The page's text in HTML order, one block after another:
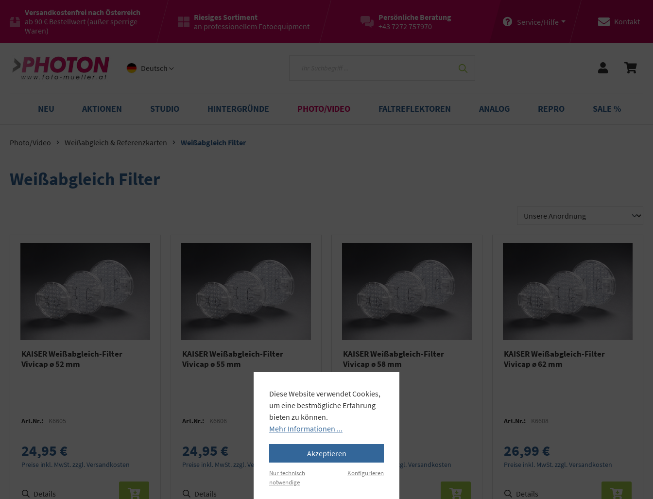
Versandkostenfrei nach Österreich
ab 90 € Bestellwert (außer sperrige
Waren)
Riesiges Sortiment
an professionellem Fotoequipment
Persönliche Beratung
+43 7272 757970
Service/Hilfe Kontakt
Deutsch
NEU AKTIONEN STUDIO HINTERGRÜNDE PHOTO/VIDEO FALTREFLEKTOREN ANALOG REPRO SALE %
Photo/Video Weißabgleich & Referenzkarten Weißabgleich Filter
Weißabgleich Filter
KAISER Weißabgleich-Filter
Vivicap ø 52 mm
Art.Nr.: K6605
24,95 €
Preise inkl. MwSt. zzgl. Versandkosten
Details
KAISER Weißabgleich-Filter
Vivicap ø 55 mm
Art.Nr.: K6606
24,95 €
Preise inkl. MwSt. zzgl. Versandkosten
Details
KAISER Weißabgleich-Filter
Vivicap ø 58 mm
24,95 €
Preise inkl. MwSt. zzgl. Versandkosten
KAISER Weißabgleich-Filter
Vivicap ø 62 mm
Art.Nr.: K6608
26,99 €
Preise inkl. MwSt. zzgl. Versandkosten
Details
Diese Website verwendet Cookies,
um eine bestmögliche Erfahrung
bieten zu können.
Mehr Informationen ...
Akzeptieren
Nur technisch
notwendige
Konfigurieren